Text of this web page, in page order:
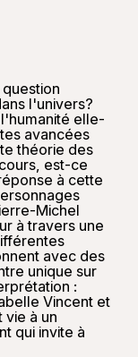
l'univers?
elle-
avancées
théorie des
est-ce
à cette
Michel
à travers une
avec des
unique sur
:
Vincent et
vie à un
qui invite à